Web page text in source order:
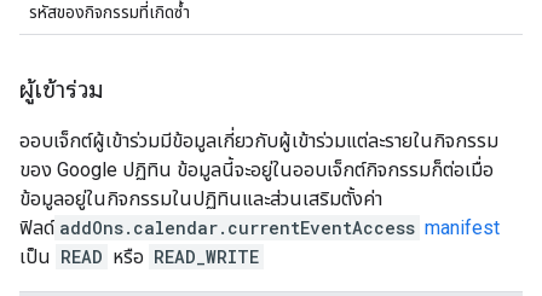
รหัสของกิจกรรมที่เกิดซ้ำ
ผู้เข้าร่วม
ออบเจ็กต์ผู้เข้าร่วมมีข้อมูลเกี่ยวกับผู้เข้าร่วมแต่ละรายในกิจกรรม
ของ Google ปฏิทิน ข้อมูลนี้จะอยู่ในออบเจ็กต์กิจกรรมก็ต่อเมื่อ
ข้อมูลอยู่ในกิจกรรมในปฏิทินและส่วนเสริมตั้งค่า
ฟิลด์ addOns.calendar.currentEventAccess manifest
เป็น READ หรือ READ_WRITE